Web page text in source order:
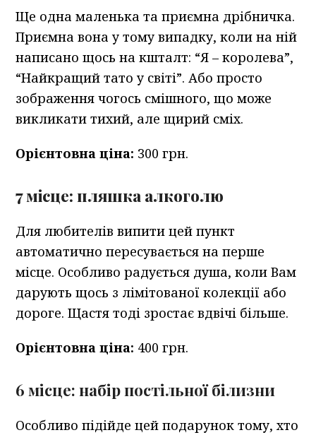
Ще одна маленька та приємна дрібничка.
Приємна вона у тому випадку, коли на ній
написано щось на кшталт: “Я – королева”,
“Найкращий тато у світі”. Або просто
зображення чогось смішного, що може
викликати тихий, але щирий сміх.
Орієнтовна ціна: 300 грн.
7 місце: пляшка алкоголю
Для любителів випити цей пункт
автоматично пересувається на перше
місце. Особливо радується душа, коли Вам
дарують щось з лімітованої колекції або
дороге. Щастя тоді зростає вдвічі більше.
Орієнтовна ціна: 400 грн.
6 місце: набір постільної білизни
Особливо підійде цей подарунок тому, хто